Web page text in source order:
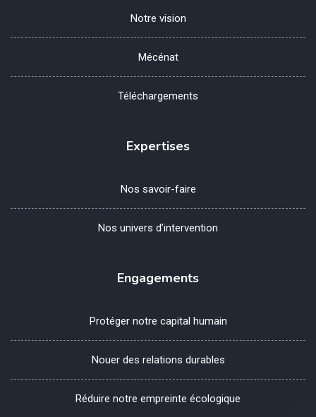
Notre vision
Mécénat
Téléchargements
Expertises
Nos savoir-faire
Nos univers d’intervention
Engagements
Protéger notre capital humain
Nouer des relations durables
Réduire notre empreinte écologique